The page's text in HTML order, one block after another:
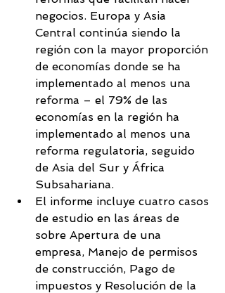
negocios. Europa y Asia
Central continúa siendo la
región con la mayor proporción
de economías donde se ha
implementado al menos una
reforma – el 79% de las
economías en la región ha
implementado al menos una
reforma regulatoria, seguido
de Asia del Sur y África
Subsahariana.
El informe incluye cuatro casos
de estudio en las áreas de
sobre Apertura de una
empresa, Manejo de permisos
de construcción, Pago de
impuestos y Resolución de la